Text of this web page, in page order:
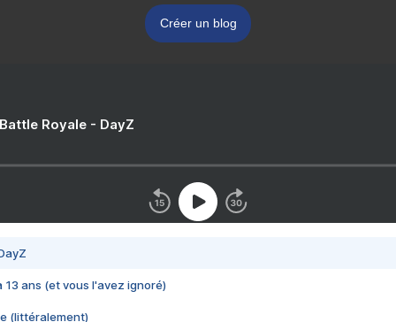
Créer un blog
Royale - DayZ
13 ans (et vous l'avez ignoré)
(littéralement)